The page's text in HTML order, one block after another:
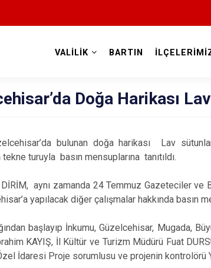
VALİLİK BARTIN
Doğa Harikası
bulunan doğa harikası Lav
turuyla basın mensuplarına tanıtıldı.
aynı zamanda 24 Temmuz Gazeteciler ve
yapılacak diğer çalışmalar hakkında basın
başlayıp İnkumu, Güzelcehisar, Mugada,
KAYIŞ, İl Kültür ve Turizm Müdürü Fuat
İdaresi Proje sorumlusu ve projenin kontrolörü